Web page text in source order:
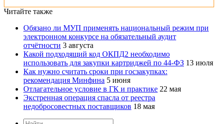
Читайте также
Обязано ли МУП применять национальный режим при
электронном конкурсе на обязательный аудит
отчётности 3 августа
Какой подходящий код ОКПД2 необходимо
использовать для закупки картриджей по 44-ФЗ 13 июля
Как нужно считать сроки при госзакупках:
рекомендация Минфина 5 июня
Отлагательное условие в ГК и практике 22 мая
Экстренная операция спасла от реестра
недобросовестных поставщиков 18 мая